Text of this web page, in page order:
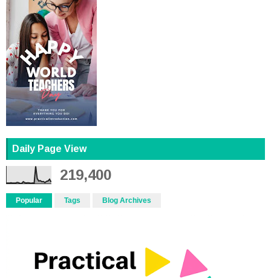
Daily Page View
219,400
Popular Tags Blog Archives